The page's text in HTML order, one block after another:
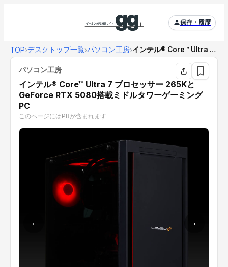
保存・履歴
TOP›デスクトップ一覧›パソコン工房› インテル® Core™ Ultra 7 プロセッサ...
パソコン工房
インテル® Core™ Ultra 7 プロセッサー 265Kと
GeForce RTX 5080搭載ミドルタワーゲーミング
PC
このページにはPRが含まれます
‹ ›